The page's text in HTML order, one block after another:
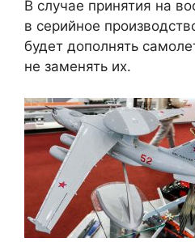
В случае принятия на
в серийное
будет дополнять
не заменять их.